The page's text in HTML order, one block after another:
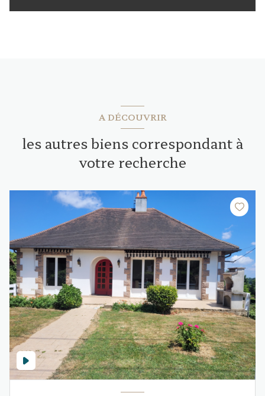
A DÉCOUVRIR
les autres biens correspondant à
votre recherche